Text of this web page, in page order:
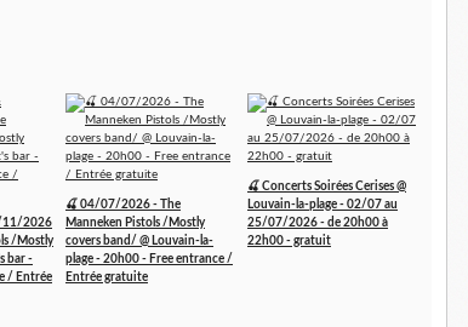
11/2026
/Mostly
bar -
/ Entrée
🍒 04/07/2026 - The
Manneken Pistols /Mostly
covers band/ @ Louvain-la-
plage - 20h00 - Free entrance /
Entrée gratuite
🍒 Concerts Soirées Cerises @
Louvain-la-plage - 02/07 au
25/07/2026 - de 20h00 à
22h00 - gratuit